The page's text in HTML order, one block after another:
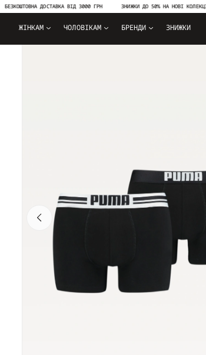
ДОСТАВКА ВІД 3000 ГРН ЗНИЖКИ ДО 50% НА НОВІ КОЛЕКЦІЇ
ЖІНКАМ ЧОЛОВІКАМ БРЕНДИ ЗНИЖКИ